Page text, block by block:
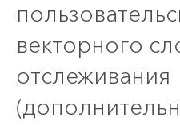
векторного
отслеживания